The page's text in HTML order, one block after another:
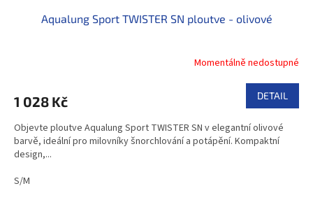
Aqualung Sport TWISTER SN ploutve - olivové
Momentálně nedostupné
1 028 Kč DETAIL
Objevte ploutve Aqualung Sport TWISTER SN v elegantní olivové
barvě, ideální pro milovníky šnorchlování a potápění. Kompaktní
design,...
S/M